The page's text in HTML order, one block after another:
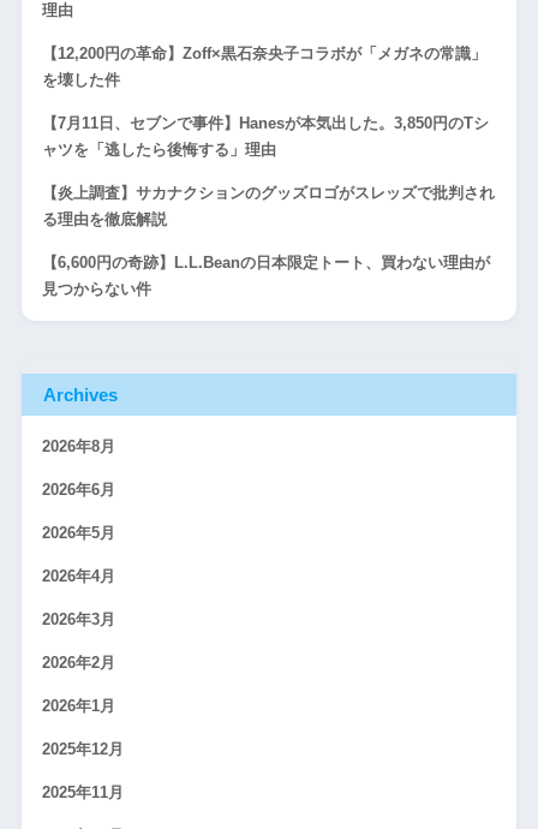
理由
【12,200円の革命】Zoff×黒石奈央子コラボが「メガネの常識」
を壊した件
【7月11日、セブンで事件】Hanesが本気出した。3,850円のTシ
ャツを「逃したら後悔する」理由
【炎上調査】サカナクションのグッズロゴがスレッズで批判され
る理由を徹底解説
【6,600円の奇跡】L.L.Beanの日本限定トート、買わない理由が
見つからない件
Archives
2026年8月
2026年6月
2026年5月
2026年4月
2026年3月
2026年2月
2026年1月
2025年12月
2025年11月